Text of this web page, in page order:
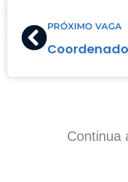
Prev
PRÓXIMO VAGA
Continua